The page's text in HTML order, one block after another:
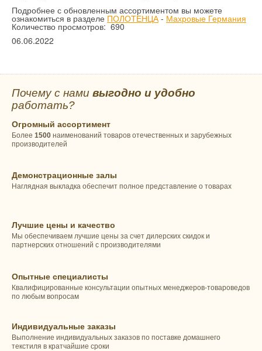
Подробнее с обновленным ассортиментом вы можете
ознакомиться в разделе ПОЛОТЕНЦА - Махровые Германия
Количество просмотров: 690
06.06.2022
Почему с нами выгодно и удобно
работать?
Огромный ассортимент
Более 1500 наименований товаров отечественных и зарубежных
производителей
Демонстрационные залы
Наглядная выкладка обеспечит полное представление о товарах
Лучшие цены и качество
Мы обеспечиваем лучшие цены за счет дилерских скидок и
партнерских отношений с производителями
Опытные специалисты
Квалифицированные консультации опытных менеджеров-товароведов
по любым вопросам
Индивидуальные заказы
Выполнение индивидуальных заказов по поставке домашнего
текстиля в кратчайшие сроки